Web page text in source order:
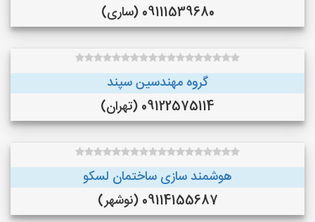
09111539680 (ساری)
گروه مهندسین سپند
09122575114 (تهران)
هوشمند سازی ساختمان لسکو
09114155687 (نوشهر)